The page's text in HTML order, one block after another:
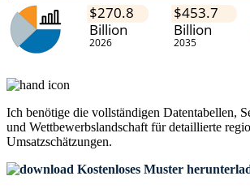
Ich benötige die vollständigen Datentabellen,
und Wettbewerbslandschaft für detaillierte
Umsatzschätzungen.
Kostenloses Muster